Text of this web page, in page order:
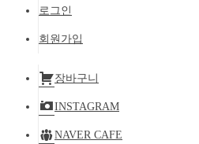
로그인
회원가입
장바구니
INSTAGRAM
NAVER CAFE